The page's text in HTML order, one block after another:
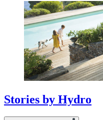
Stories by Hydro